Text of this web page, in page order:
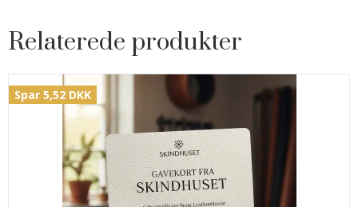
Relaterede produkter
Spar 5,52 DKK